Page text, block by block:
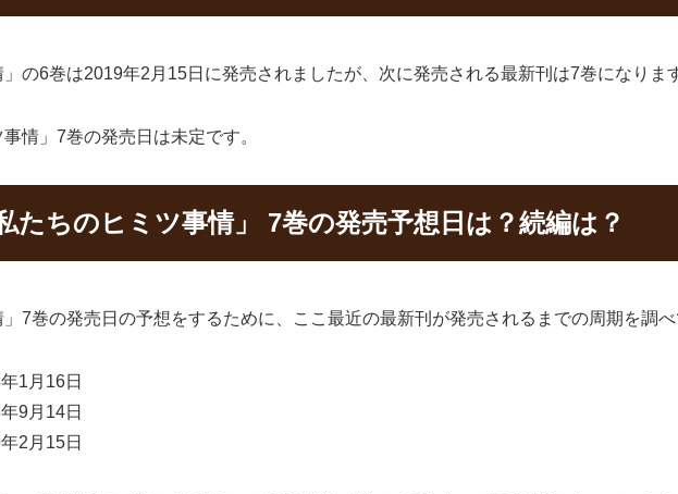
」の6巻は2019年2月15日に発売されましたが、次に発売される最新刊は7巻になりま
情」7巻の発売日は未定です。
たちのヒミツ事情」 7巻の発売予想日は？続編は？
」7巻の発売日の予想をするために、ここ最近の最新刊が発売されるまでの周期を調
1月16日
9月14日
2月15日